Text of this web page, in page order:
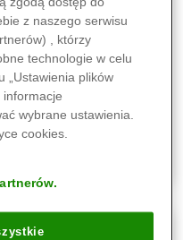
i wizualizuj wybrane kolory.
z naszego serwisu
, którzy
technologie w celu
„Ustawienia plików
informacje
wybrane ustawienia.
cookies.